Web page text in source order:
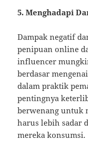
5. Menghadapi
Dampak negatif
penipuan online
influencer
berdasar
dalam praktik
pentingnya
berwenang untuk
harus lebih sadar
mereka konsumsi.